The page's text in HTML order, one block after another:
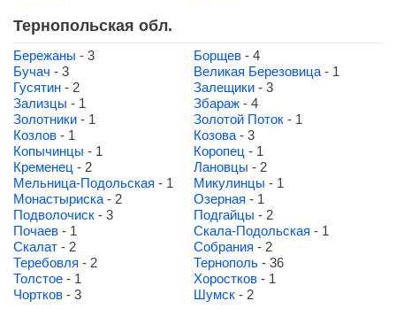
Тернопольская обл.
Бережаны - 3 Борщев - 4
Бучач - 3 Великая Березовица - 1
Гусятин - 2 Залещики - 3
Зализцы - 1 Збараж - 4
Золотники - 1 Золотой Поток - 1
Козлов - 1 Козова - 3
Копычинцы - 1 Коропец - 1
Кременец - 2 Лановцы - 2
Мельница-Подольская - 1 Микулинцы - 1
Монастыриска - 2 Озерная - 1
Подволочиск - 3 Подгайцы - 2
Почаев - 1 Скала-Подольская - 1
Скалат - 2 Собрания - 2
Теребовля - 2 Тернополь - 36
Толстое - 1 Хоростков - 1
Чортков - 3 Шумск - 2